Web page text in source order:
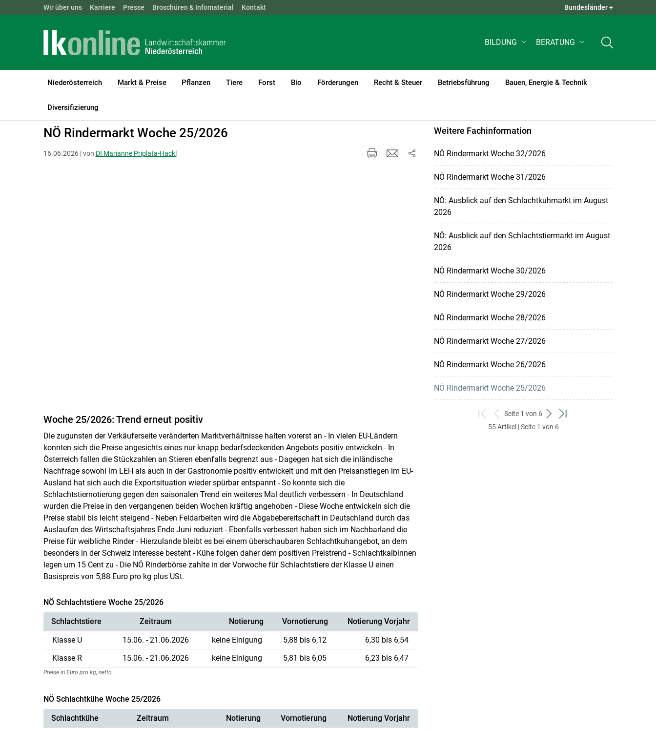
Skip to main content
Landwirtschaftskammern: ÖSTERREICH BGLD KTN NÖ OÖ SBG QUICK LINKS +
Wir über uns Karriere Presse Broschüren & Infomaterial Kontakt Bundesländer +
BILDUNG BERATUNG
Niederösterreich Markt & Preise
(current)1
Pflanzen Tiere Forst Bio Förderungen Recht & Steuer Betriebsführung Bauen, Energie & Technik
Diversifizierung
LK Niederösterreich
NÖ Rindermarkt Woche 25/2026
16.06.2026 | von DI Marianne Priplata-Hackl
Woche 25/2026: Trend erneut positiv
Die zugunsten der Verkäuferseite veränderten Marktverhältnisse halten vorerst an - In vielen EU-Ländern
konnten sich die Preise angesichts eines nur knapp bedarfsdeckenden Angebots positiv entwickeln - In
Österreich fallen die Stückzahlen an Stieren ebenfalls begrenzt aus - Dagegen hat sich die inländische
Nachfrage sowohl im LEH als auch in der Gastronomie positiv entwickelt und mit den Preisanstiegen im EU-
Ausland hat sich auch die Exportsituation wieder spürbar entspannt - So konnte sich die
Schlachtstiernotierung gegen den saisonalen Trend ein weiteres Mal deutlich verbessern - In Deutschland
wurden die Preise in den vergangenen beiden Wochen kräftig angehoben - Diese Woche entwickeln sich die
Preise stabil bis leicht steigend - Neben Feldarbeiten wird die Abgabebereitschaft in Deutschland durch das
Auslaufen des Wirtschaftsjahres Ende Juni reduziert - Ebenfalls verbessert haben sich im Nachbarland die
Preise für weibliche Rinder - Hierzulande bleibt es bei einem überschaubaren Schlachtkuhangebot, an dem
besonders in der Schweiz Interesse besteht - Kühe folgen daher dem positiven Preistrend - Schlachtkalbinnen
legen um 15 Cent zu - Die NÖ Rinderbörse zahlte in der Vorwoche für Schlachtstiere der Klasse U einen
Basispreis von 5,88 Euro pro kg plus USt.
NÖ Schlachtstiere Woche 25/2026
Schlachtstiere Zeitraum Notierung Vornotierung
Notierung Vorjahr
Klasse U
15.06. - 21.06.2026 keine Einigung 5,88 bis 6,12
6,30 bis 6,54
Klasse R
15.06. - 21.06.2026 keine Einigung 5,81 bis 6,05 6,23 bis 6,47
Preise in Euro pro kg, netto
NÖ Schlachtkühe Woche 25/2026
Schlachtkühe Zeitraum Notierung Vornotierung
Notierung Vorjahr
Weitere Fachinformation
NÖ Rindermarkt Woche 32/2026
NÖ Rindermarkt Woche 31/2026
NÖ: Ausblick auf den Schlachtkuhmarkt im August
2026
NÖ: Ausblick auf den Schlachtstiermarkt im August
2026
NÖ Rindermarkt Woche 30/2026
NÖ Rindermarkt Woche 29/2026
NÖ Rindermarkt Woche 28/2026
NÖ Rindermarkt Woche 27/2026
NÖ Rindermarkt Woche 26/2026
NÖ Rindermarkt Woche 25/2026
zum
ersten
zurück
zum
Seite 1 von 6
weiter
zum
zum
55 Artikel | Seite 1 von 6